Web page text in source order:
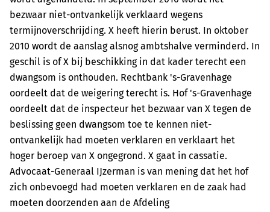
bezwaar niet-ontvankelijk verklaard wegens
termijnoverschrijding. X heeft hierin berust. In oktober
2010 wordt de aanslag alsnog ambtshalve verminderd. In
geschil is of X bij beschikking in dat kader terecht een
dwangsom is onthouden. Rechtbank 's-Gravenhage
oordeelt dat de weigering terecht is. Hof 's-Gravenhage
oordeelt dat de inspecteur het bezwaar van X tegen de
beslissing geen dwangsom toe te kennen niet-
ontvankelijk had moeten verklaren en verklaart het
hoger beroep van X ongegrond. X gaat in cassatie.
Advocaat-Generaal IJzerman is van mening dat het hof
zich onbevoegd had moeten verklaren en de zaak had
moeten doorzenden aan de Afdeling